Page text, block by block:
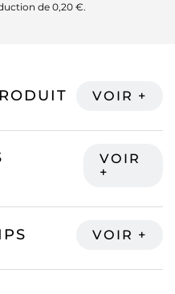
de 0,20 €.